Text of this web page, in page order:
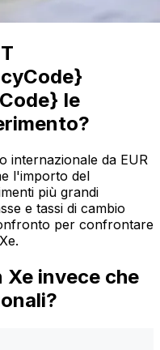
le
internazionale da EUR
l'importo del
più grandi
e tassi di cambio
per confrontare
invece che